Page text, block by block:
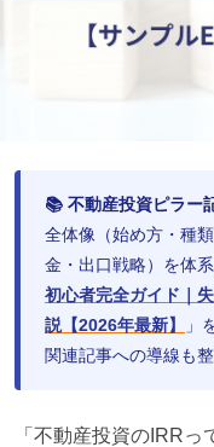
📚 不動産投資ピラー
全体像（始め方・種
金・出口戦略）を体
初心者完全ガイド｜
説【2026年最新】
」
関連記事への導線も
「不動産投資のIRRっ